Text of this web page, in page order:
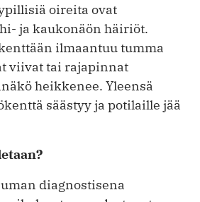
oireita ovat
ja kaukonäön häiriöt.
ilmaantuu tumma
viivat tai rajapinnat
heikkenee. Yleensä
säästyy ja potilaille jää
diagnostisena